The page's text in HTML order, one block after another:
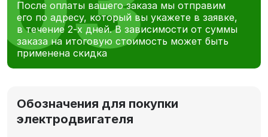
После оплаты вашего заказа мы отправим
его по адресу, который вы укажете в заявке,
в течение 2-х дней. В зависимости от суммы
заказа на итоговую стоимость может быть
применена скидка
Обозначения для покупки
электродвигателя